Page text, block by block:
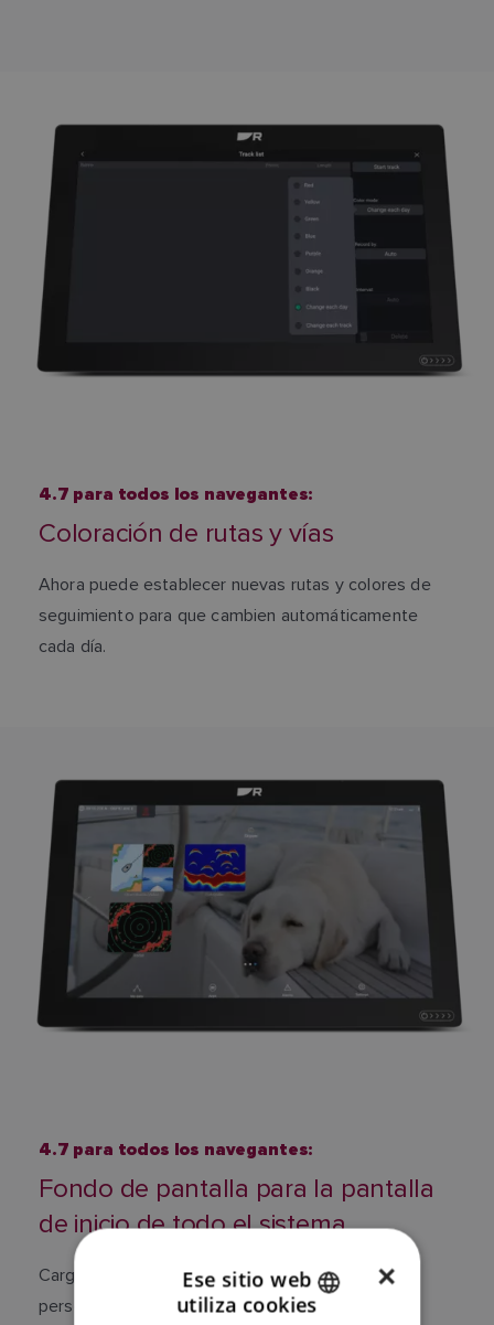
4.7 para todos los navegantes:
Coloración de rutas y vías
Ahora puede establecer nuevas rutas y colores de
seguimiento para que cambien automáticamente
cada día.
4.7 para todos los navegantes:
Fondo de pantalla para la pantalla
de inicio de todo el sistema
Cargue una imagen de fondo de pantalla de inicio
personalizada y hágala compartir con todas las
ENGLISH
×
Ese sitio web
utiliza cookies